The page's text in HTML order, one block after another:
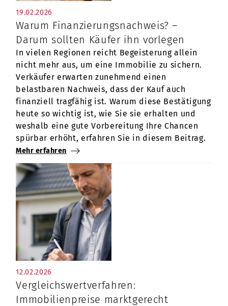
19.02.2026
Warum Finanzierungsnachweis? –
Darum sollten Käufer ihn vorlegen
In vielen Regionen reicht Begeisterung allein
nicht mehr aus, um eine Immobilie zu sichern.
Verkäufer erwarten zunehmend einen
belastbaren Nachweis, dass der Kauf auch
finanziell tragfähig ist. Warum diese Bestätigung
heute so wichtig ist, wie Sie sie erhalten und
weshalb eine gute Vorbereitung Ihre Chancen
spürbar erhöht, erfahren Sie in diesem Beitrag.
Mehr erfahren
12.02.2026
Vergleichswertverfahren:
Immobilienpreise marktgerecht